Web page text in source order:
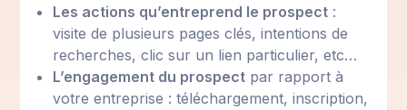
Les actions qu’entreprend le prospect :
visite de plusieurs pages clés, intentions de
recherches, clic sur un lien particulier, etc…
L’engagement du prospect par rapport à
votre entreprise : téléchargement, inscription,